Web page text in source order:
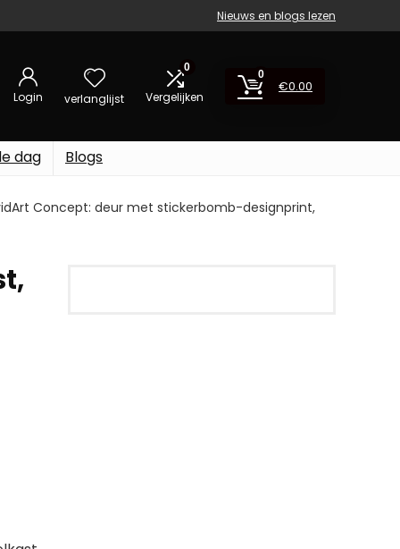
Nieuws en blogs lezen
Login verlanglijst
0
Vergelijken
0
€0.00
dag Blogs
Concept: deur met stickerbomb-designprint,